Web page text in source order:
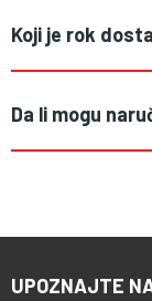
Koji je rok
Da li mogu
UPOZNAJTE